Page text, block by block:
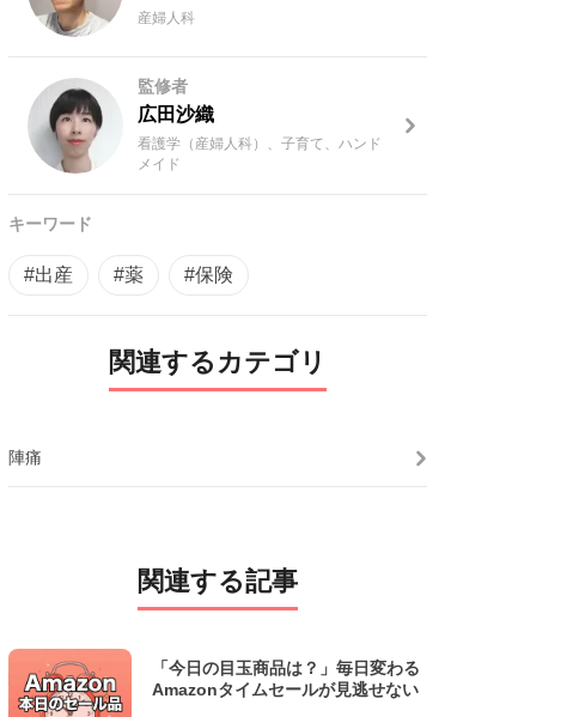
産婦人科
監修者
広田沙織
看護学（産婦人科）、子育て、ハンド
メイド
キーワード
#出産 #薬 #保険
関連するカテゴリ
陣痛
関連する記事
「今日の目玉商品は？」毎日変わる
Amazonタイムセールが見逃せない